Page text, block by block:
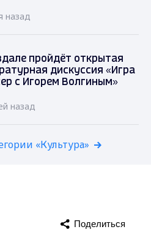
назад
пройдёт открытая
дискуссия «Игра
с Игорем Волгиным»
назад
«Культура»
Поделиться